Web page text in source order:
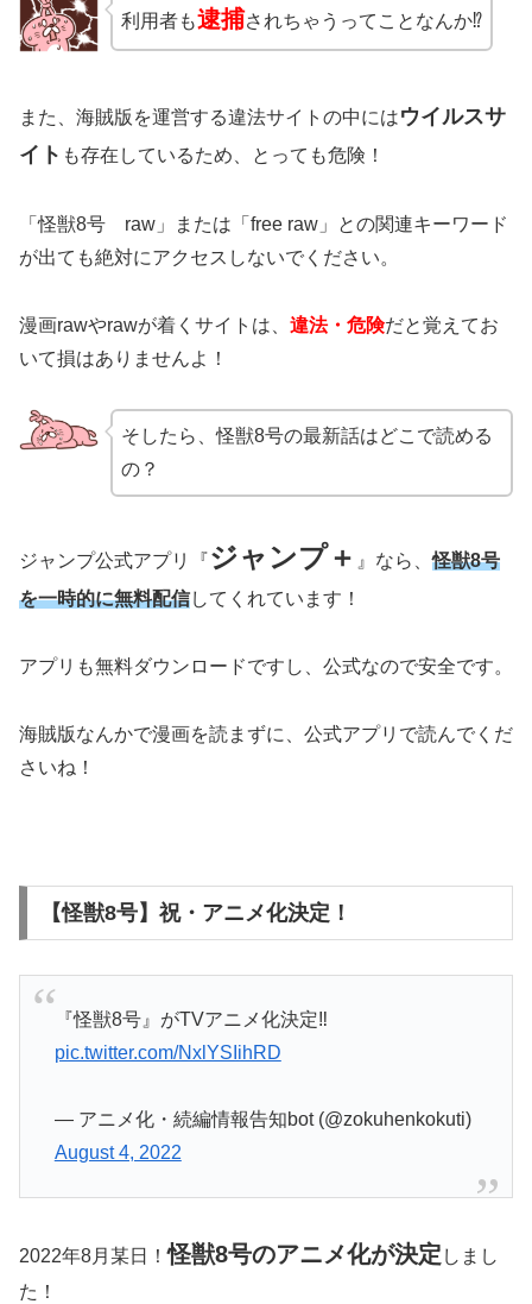
利用者も逮捕されちゃうってことなんか⁉
また、海賊版を運営する違法サイトの中にはウイルスサ
イト も存在しているため、とっても危険！
「怪獣8号 raw」または「free raw」との関連キーワード
が出ても絶対にアクセスしないでください。
漫画rawやrawが着くサイトは、 違法・危険だと覚えてお
いて損はありませんよ！
そしたら、怪獣8号の最新話はどこで読める
の？
ジャンプ公式アプリ『ジャンプ＋ 』なら、怪獣8号
を一時的に無料配信してくれています！
アプリも無料ダウンロードですし、公式なので安全です。
海賊版なんかで漫画を読まずに、公式アプリで読んでくだ
さいね！
【怪獣8号】祝・アニメ化決定！
『怪獣8号』がTVアニメ化決定‼️
pic.twitter.com/NxlYSIihRD
— アニメ化・続編情報告知bot (@zokuhenkokuti)
August 4, 2022
2022年8月某日！怪獣8号のアニメ化が決定 しまし
た！